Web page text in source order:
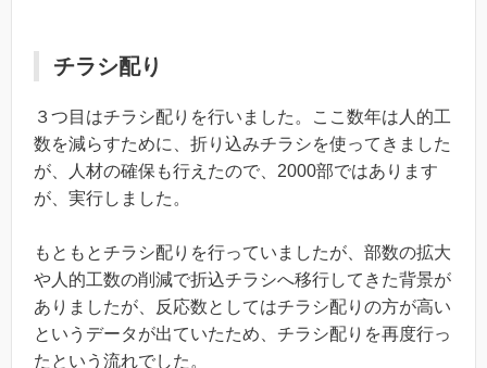
チラシ配り
３つ目はチラシ配りを行いました。ここ数年は人的工
数を減らすために、折り込みチラシを使ってきました
が、人材の確保も行えたので、2000部ではあります
が、実行しました。
もともとチラシ配りを行っていましたが、部数の拡大
や人的工数の削減で折込チラシへ移行してきた背景が
ありましたが、反応数としてはチラシ配りの方が高い
というデータが出ていたため、チラシ配りを再度行っ
たという流れでした。